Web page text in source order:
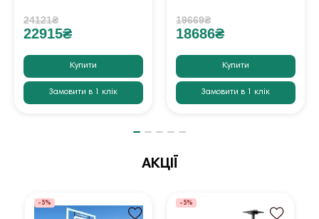
24121₴
22915₴
Купити
Замовити в 1 клік
19669₴
18686₴
Купити
Замовити в 1 клік
АКЦІЇ
-5% -5%